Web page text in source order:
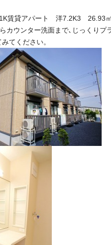
賃貸アパート 洋7.2K3
カウンター洗面まで､じっくり
てください。